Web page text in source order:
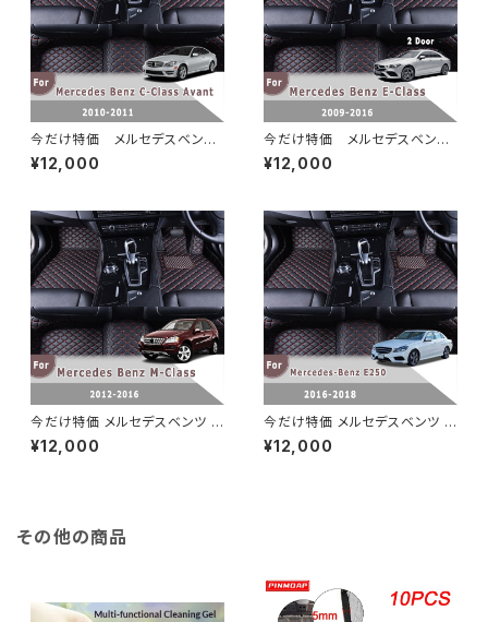
今だけ特価 メルセデスベンツ
Cクラス アバント 2010 2011～
カーフロアマット レザー カスタ
ッド
¥12,000
今だけ特価 メルセデスベンツ
Eクラス 2ドア 右ハンドル用 カ
ーフロアマット 2016 2015 201
ア アクセサリー
¥12,000
今だけ特価 メルセデスベンツ M
クラス 2016 2015 2014 2013
2012 右ハンドル用 カーフロア
¥12,000
今だけ特価 メルセデスベンツ E
250 2018 2017 2016 右ハン
ドル用 カーペット カーフロアマ
¥12,000
その他の商品